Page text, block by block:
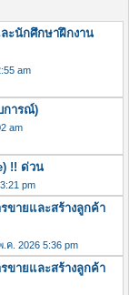
ะนักศึกษาฝึกงาน
am
การณ์)
am
!! ด่วน
pm
ขายและสร้างลูกค้า
ค. 2026 5:36 pm
ขายและสร้างลูกค้า